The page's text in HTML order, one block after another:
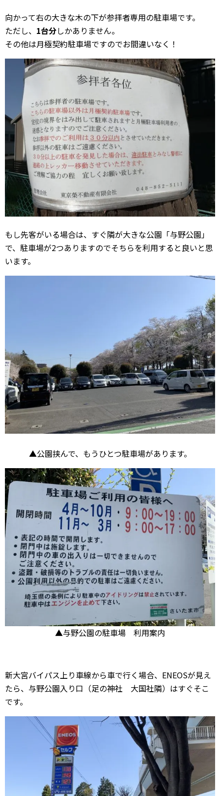
向かって右の大きな木の下が参拝者専用の駐車場です。
ただし、 1台分しかありません。
その他は月極契約駐車場ですのでお間違いなく！
もし先客がいる場合は、すぐ隣が大きな公園「与野公園」
で、駐車場が2つありますのでそちらを利用すると良いと思
います。
▲公園挟んで、もうひとつ駐車場があります。
▲与野公園の駐車場 利用案内
新大宮バイパス上り車線から車で行く場合、ENEOSが見え
たら、与野公園入り口（足の神社 大国社隣）はすぐそこ
です。